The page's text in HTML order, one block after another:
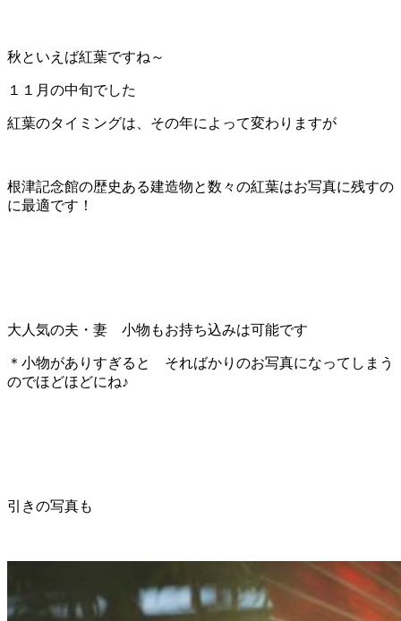
秋といえば紅葉ですね～
１１月の中旬でした
紅葉のタイミングは、その年によって変わりますが
根津記念館の歴史ある建造物と数々の紅葉はお写真に残すの
に最適です！
大人気の夫・妻 小物もお持ち込みは可能です
＊小物がありすぎると そればかりのお写真になってしまう
のでほどほどにね♪
引きの写真も